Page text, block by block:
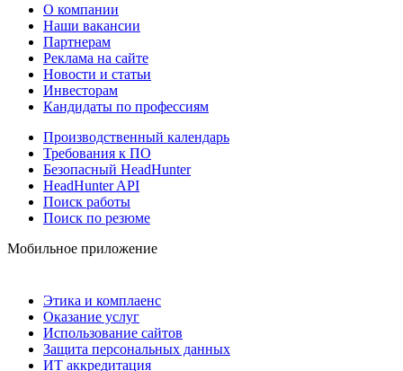
О компании
Наши вакансии
Партнерам
Реклама на сайте
Новости и статьи
Инвесторам
Кандидаты по профессиям
Производственный календарь
Требования к ПО
Безопасный HeadHunter
HeadHunter API
Поиск работы
Поиск по резюме
Мобильное приложение
Этика и комплаенс
Оказание услуг
Использование сайтов
Защита персональных данных
ИТ аккредитация